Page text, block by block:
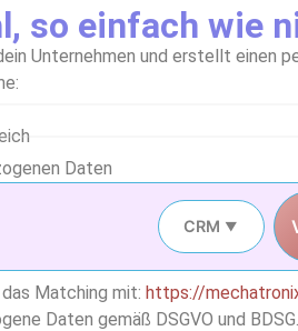
so einfach wie
Unternehmen und erstellt einen
Daten
CRM
Matching mit: https://
Daten gemäß DSGVO und